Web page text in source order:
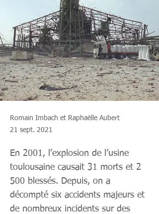
Romain Imbach et Raphaëlle Aubert
21 sept. 2021
En 2001, l’explosion de l’usine
toulousaine causait 31 morts et 2
500 blessés. Depuis, on a
décompté six accidents majeurs et
de nombreux incidents sur des